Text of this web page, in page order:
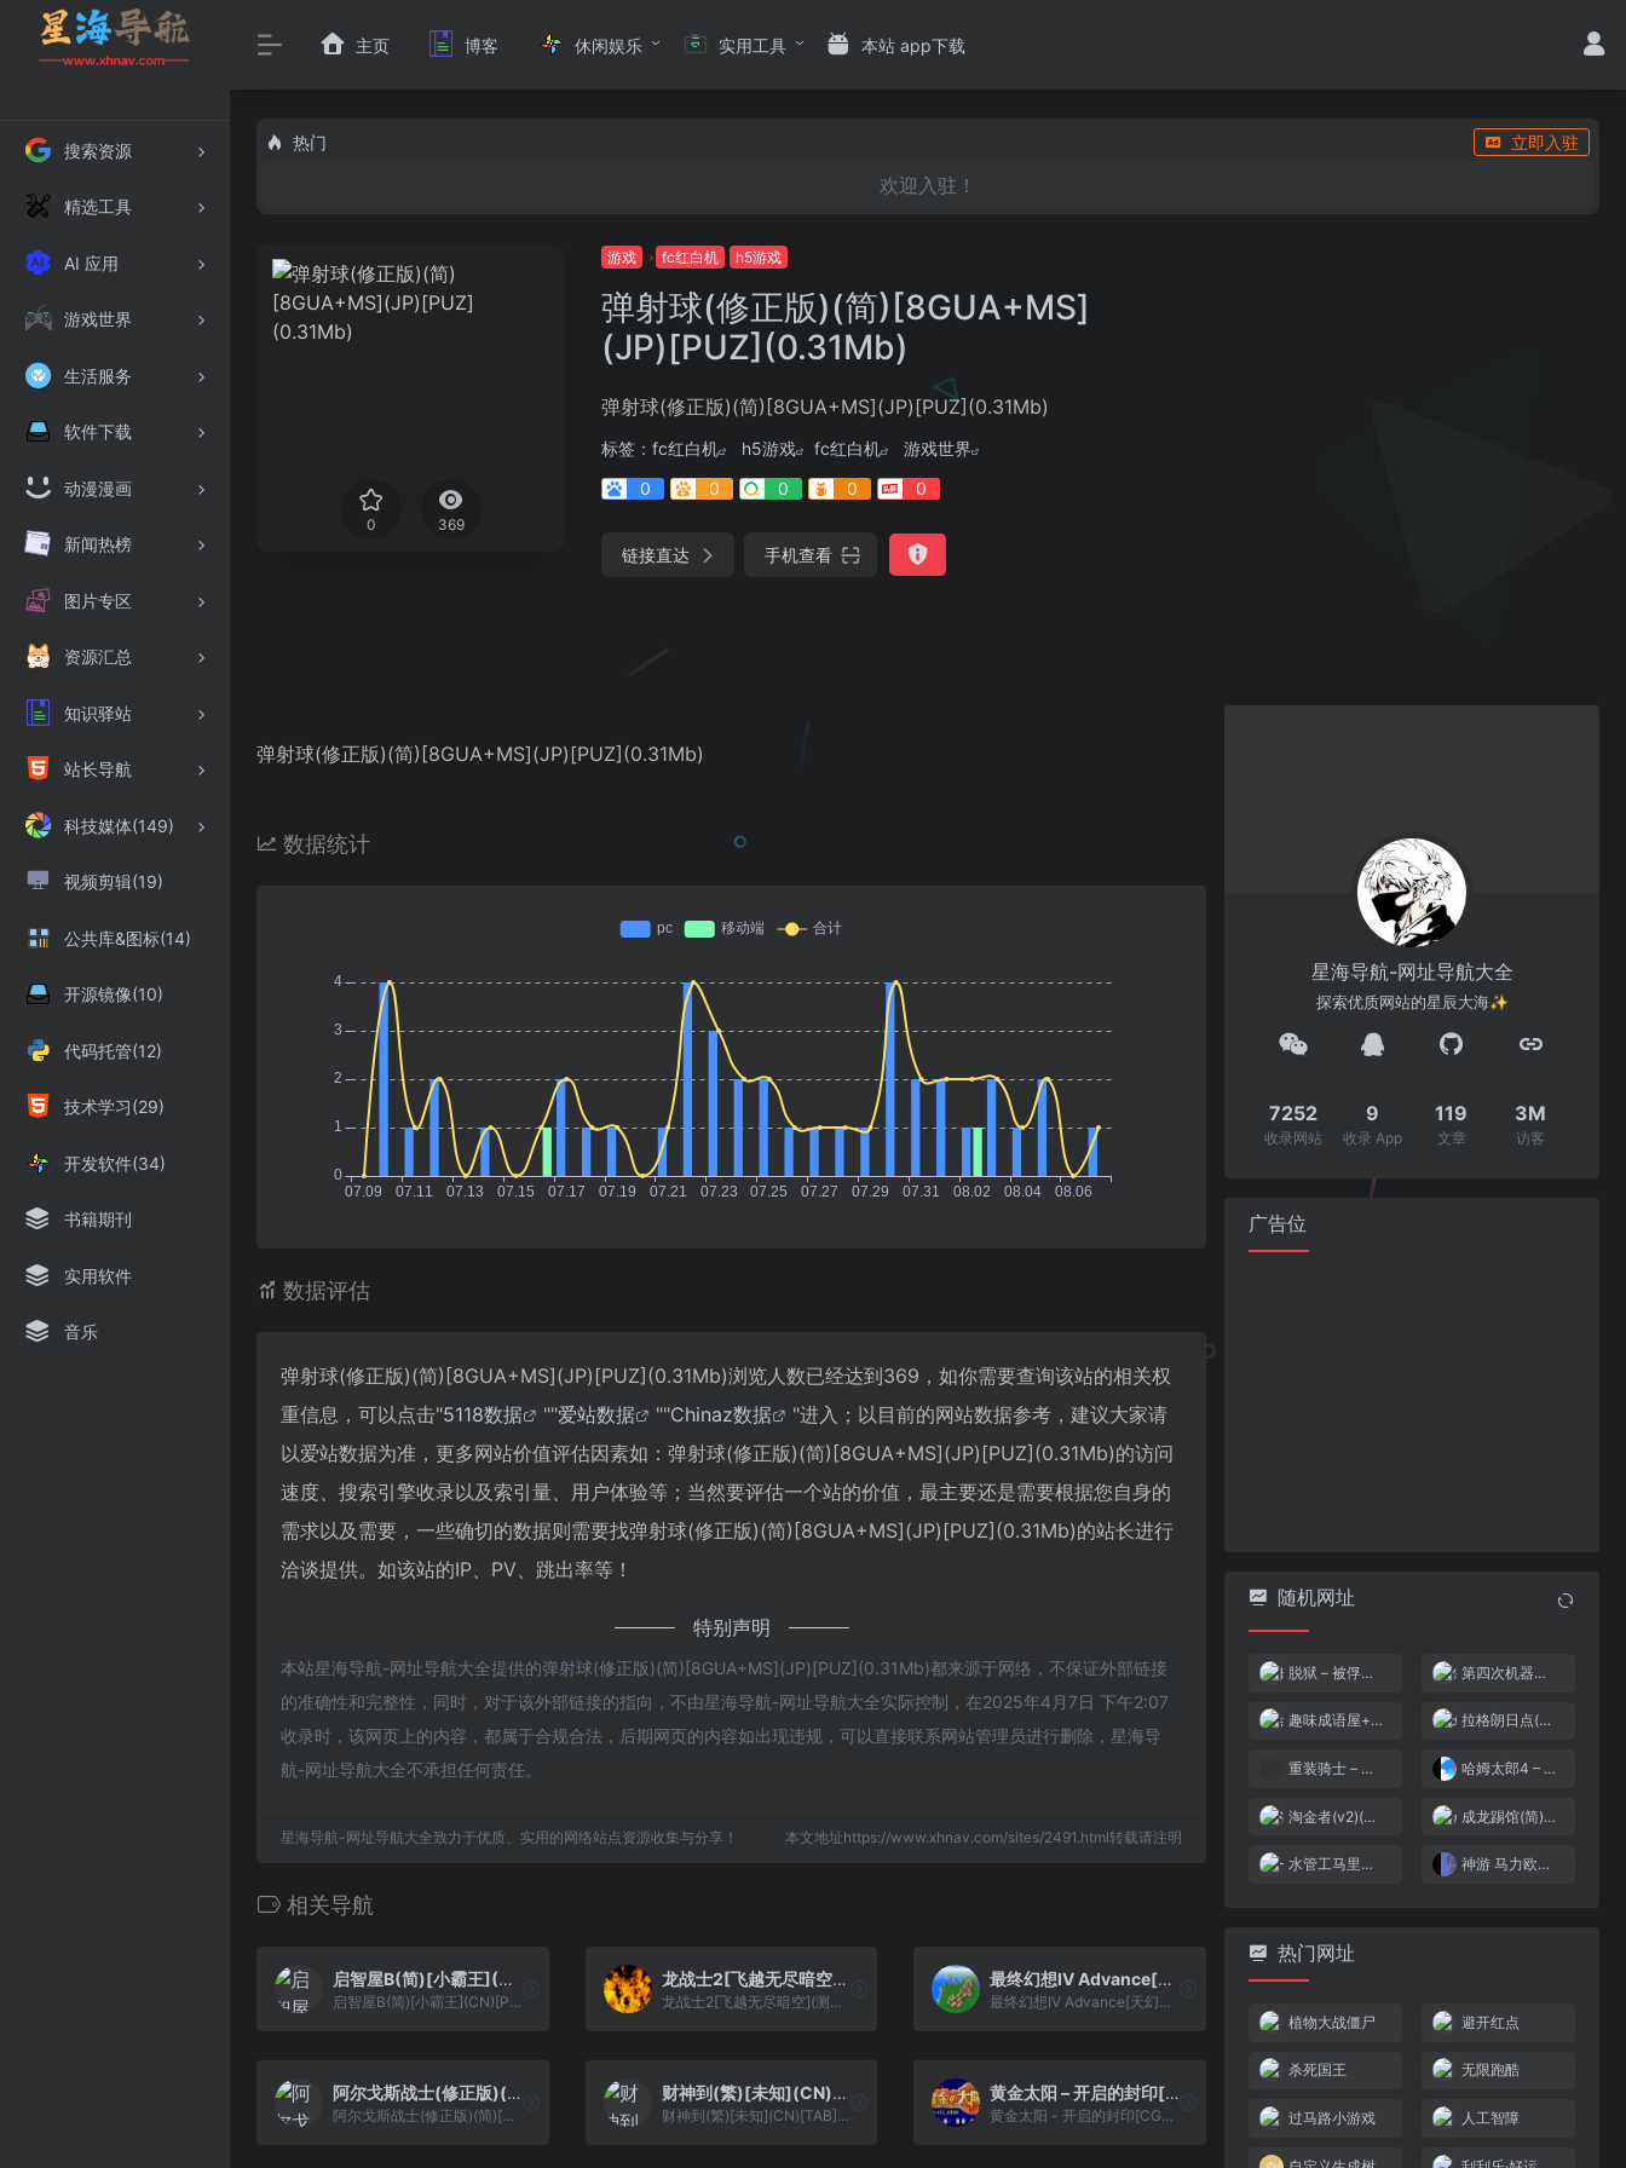
搜索资源
精选工具
AI 应用
游戏世界
生活服务
软件下载
动漫漫画
新闻热榜
图片专区
资源汇总
知识驿站
站长导航
科技媒体(149)
视频剪辑(19)
公共库&图标(14)
开源镜像(10)
代码托管(12)
技术学习(29)
开发软件(34)
书籍期刊
实用软件
音乐
主页 博客 休闲娱乐 实用工具 本站 app下载
热门 立即入驻
欢迎入驻！
0 369
游戏 fc红白机 h5游戏
弹射球(修正版)(简)[8GUA+MS]
(JP)[PUZ](0.31Mb)
弹射球(修正版)(简)[8GUA+MS](JP)[PUZ](0.31Mb)
标签： fc红白机 h5游戏 fc红白机
游戏世界
0
0 0 0 0
链接直达 手机查看
弹射球(修正版)(简)[8GUA+MS](JP)[PUZ](0.31Mb)
数据统计
数据评估
弹射球(修正版)(简)[8GUA+MS](JP)[PUZ](0.31Mb)浏览人数已经达到369，如你需要查询该站的相关权
重信息，可以点击"5118数据 ""爱站数据 ""Chinaz数据
"进入；以目前的网站数据参考，建议大家请
以爱站数据为准，更多网站价值评估因素如：弹射球(修正版)(简)[8GUA+MS](JP)[PUZ](0.31Mb)的访问
速度、搜索引擎收录以及索引量、用户体验等；当然要评估一个站的价值，最主要还是需要根据您自身的
需求以及需要，一些确切的数据则需要找弹射球(修正版)(简)[8GUA+MS](JP)[PUZ](0.31Mb)的站长进行
洽谈提供。如该站的IP、PV、跳出率等！
特别声明
本站星海导航-网址导航大全提供的弹射球(修正版)(简)[8GUA+MS](JP)[PUZ](0.31Mb)都来源于网络，不保证外部链接
的准确性和完整性，同时，对于该外部链接的指向，不由星海导航-网址导航大全实际控制，在2025年4月7日 下午2:07
收录时，该网页上的内容，都属于合规合法，后期网页的内容如出现违规，可以直接联系网站管理员进行删除，星海导
航-网址导航大全不承担任何责任。
星海导航-网址导航大全致力于优质、实用的网络站点资源收集与分享！ 本文地址https://www.xhnav.com/sites/2491.html转载请注明
相关导航
启智屋B(简)[小霸王](CN)[PUZ](2Mb)
启智屋B(简)[小霸王](CN)[PUZ](2Mb)
龙战士2[飞越无尽暗空](测试)[简](US)(35.99Mb)
龙战士2[飞越无尽暗空](测试)[简](US)(35.99Mb)
最终幻想IV Advance[天幻网+PGCG](v2.7)(简)(US)(64Mb)
最终幻想IV Advance[天幻网+PGCG](v2.7)(简)(US)(64Mb)
阿尔戈斯战士(修正版)(简)[孔雀天+MS](JP)[ACT](1Mb)
阿尔戈斯战士(修正版)(简)[孔雀天+MS](JP)[ACT](1Mb)
财神到(繁)[未知](CN)[TAB](4Mb)
财神到(繁)[未知](CN)[TAB](4Mb)
黄金太阳 – 开启的封印[CGP](简)(JP)(128Mb)
黄金太阳 - 开启的封印[CGP](简)(JP)(128Mb)
星海导航-网址导航大全
探索优质网站的星辰大海✨
7252
收录网站
9
收录 App
119
文章
3M
访客
广告位
随机网址
脱狱 – 被俘之战(修正版)(简)[Peacock Wang+MS](US)[ACT](2Mb) 第四次机器人大战(繁)[外星科技](JP)[SLG](6Mb)
趣味成语屋+马步迷阵(简)[小霸王](CN)[PUZ](2Mb) 拉格朗日点(v1.1)(简)[未名+汉化你妹](JP)[RPG](8Mb)
重装骑士 – 闪光英雄的诞生[盗版&Maxzhou88][简](JP)(256Mb) 哈姆太郎4 – 七彩虹大行进[天幻汉化组][简](JP)(64.75Mb)
淘金者(v2)(简)[叶枫](JP)[PUZ](0.37Mb) 成龙踢馆(简)[MM之神](JP)[ACT](0.31Mb)
水管工马里奥(v2)(简)[MS](JUE)[ACT](0.18Mb) 神游 马力欧与路易吉RPG[未发售](简)(128Mb)
热门网址
植物大战僵尸 避开红点
杀死国王 无限跑酷
过马路小游戏 人工智障